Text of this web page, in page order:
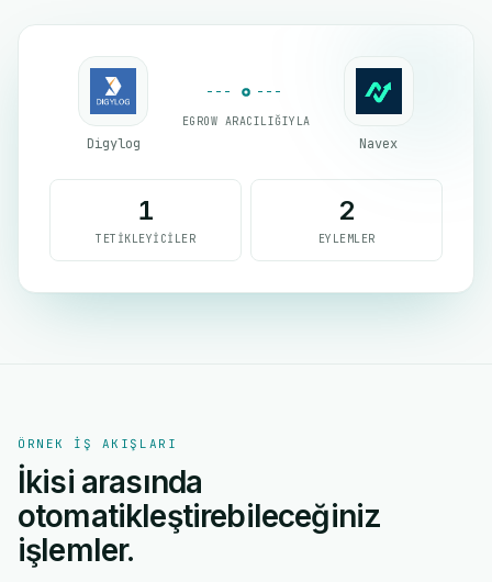
Digylog
EGROW ARACILIĞIYLA
Navex
1
TETIKLEYICILER
2
EYLEMLER
ÖRNEK IŞ AKIŞLARI
İkisi arasında
otomatikleştirebileceğiniz
işlemler.